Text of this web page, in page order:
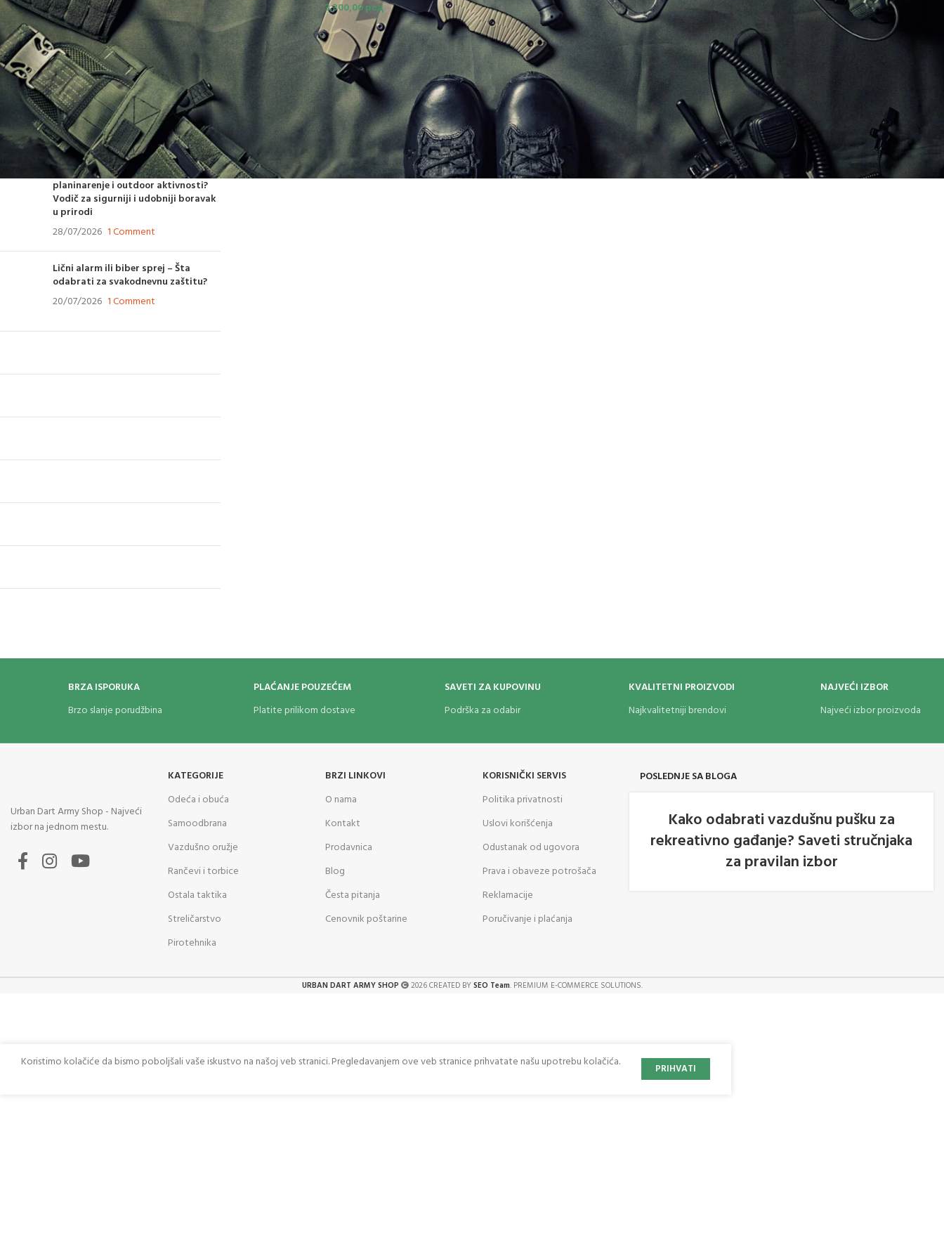
POSLEDNJE SA BLOGA
Kako odabrati vazdušnu pušku za
rekreativno gađanje? Saveti
stručnjaka za pravilan izbor
05/08/2026 1 Comment
Kako odabrati vojne čizme za
planinarenje i outdoor aktivnosti?
Vodič za sigurniji i udobniji boravak
u prirodi
28/07/2026 1 Comment
Lični alarm ili biber sprej – Šta
odabrati za svakodnevnu zaštitu?
20/07/2026 1 Comment
3.300,00рсд
BRZA ISPORUKA
Brzo slanje porudžbina
PLAĆANJE POUZEĆEM
Platite prilikom dostave
SAVETI ZA KUPOVINU
Podrška za odabir
KVALITETNI PROIZVODI
Najkvalitetniji brendovi
NAJVEĆI IZBOR
Najveći izbor proizvoda
Urban Dart Army Shop - Najveći
izbor na jednom mestu.
KATEGORIJE
Odeća i obuća
Samoodbrana
Vazdušno oružje
Rančevi i torbice
Ostala taktika
Streličarstvo
Pirotehnika
BRZI LINKOVI
O nama
Kontakt
Prodavnica
Blog
Česta pitanja
Cenovnik poštarine
KORISNIČKI SERVIS
Politika privatnosti
Uslovi korišćenja
Odustanak od ugovora
Prava i obaveze potrošača
Reklamacije
Poručivanje i plaćanja
POSLEDNJE SA BLOGA
Kako odabrati vazdušnu pušku za
rekreativno gađanje? Saveti stručnjaka
za pravilan izbor
URBAN DART ARMY SHOP 2026 CREATED BYSEO Team. PREMIUM E-COMMERCE SOLUTIONS.
Koristimo kolačiće da bismo poboljšali vaše iskustvo na našoj veb stranici. Pregledavanjem ove veb stranice prihvatate našu upotrebu kolačića. PRIHVATI